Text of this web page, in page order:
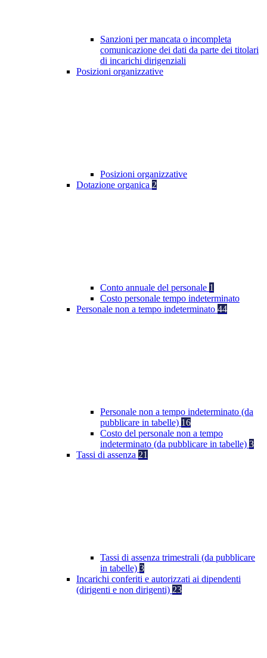
Sanzioni per mancata o incompleta
comunicazione dei dati da parte dei titolari
di incarichi dirigenziali
Posizioni organizzative
Posizioni organizzative
Dotazione organica 2
Conto annuale del personale 1
Costo personale tempo indeterminato
Personale non a tempo indeterminato 44
Personale non a tempo indeterminato (da
pubblicare in tabelle) 16
Costo del personale non a tempo
indeterminato (da pubblicare in tabelle) 3
Tassi di assenza 21
Tassi di assenza trimestrali (da pubblicare
in tabelle) 3
Incarichi conferiti e autorizzati ai dipendenti
(dirigenti e non dirigenti) 23